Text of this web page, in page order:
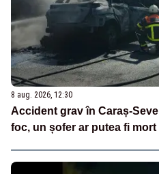
8 aug. 2026, 12:30
Accident grav în Caraș-
foc, un șofer ar putea fi mort